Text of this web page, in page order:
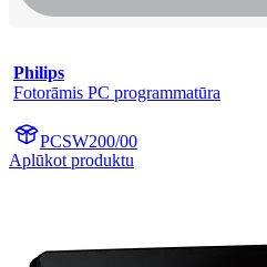
Philips
Fotorāmis PC programmatūra
PCSW200/00
Aplūkot produktu